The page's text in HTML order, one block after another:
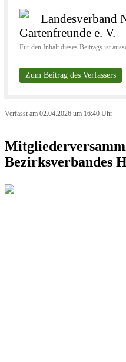
Landesverband
Gartenfreunde e. V.
Für den Inhalt dieses Beitrags ist
Zum Beitrag des Verfassers
Verfasst am 02.04.2026 um 16:40 Uhr
Bezirksverbandes